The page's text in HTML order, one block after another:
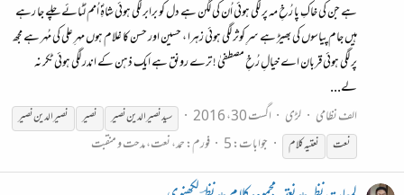
ہے جن کی خاکِ پا رُخِ مہ پر لگی ہوئی اُن کی لگن ہے دل کو برابر لگی ہوئی شاہِؐ اُمم لُٹائے چلے جا رہے
ہیں جام پیاسوں کی بھیڑ ہے سرِ کوثر لگی ہوئی زہرا ، حسین اور حسن کا غلام ہوں مہرِ علی کی مُہر ہے مجھ
پر لگی ہوئی قربان اے خیالِ رُخِ مصطفیٰ ! ترے رونق ہے ایک ذہن کے اندر لگی ہوئی ٹکر نہ
لے...
الف نظامی
لڑی اگست 30، 2016 سید نصیر الدین نصیر نصیر
نصیر الدین نصیر
نعت
نعتیہکلام جوابات: 5 فورم:حمد، نعت، مدحت و منقبت